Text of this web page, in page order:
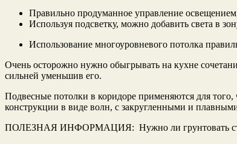
Правильно продуманное управление
Используя подсветку, можно добавить света в
Использование многоуровневого потолка
Очень осторожно нужно обыгрывать на кухне
сильней уменьшив его.
Подвесные потолки в коридоре применяются для
конструкции в виде волн, с закругленными и
ПОЛЕЗНАЯ ИНФОРМАЦИЯ: Нужно ли грунтовать